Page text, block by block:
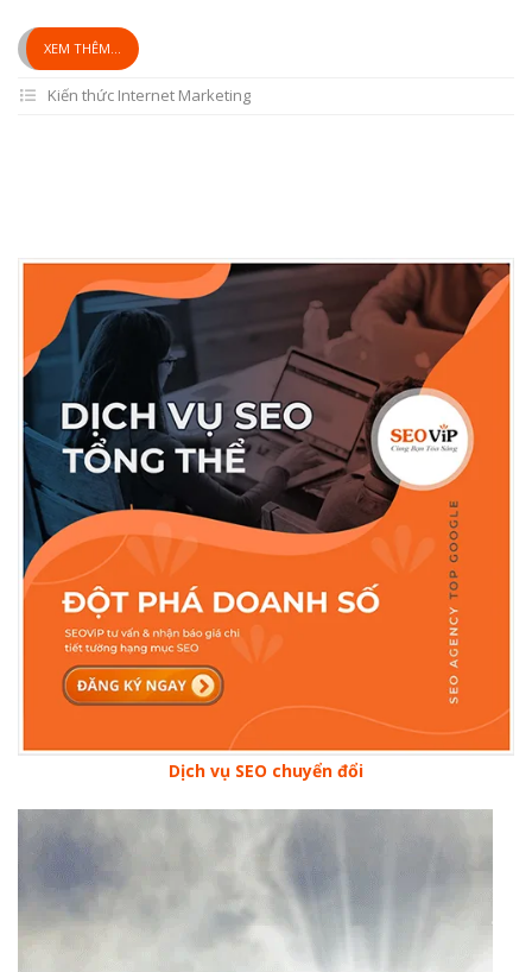
XEM THÊM...
Kiến thức Internet Marketing
Dịch vụ SEO chuyển đổi